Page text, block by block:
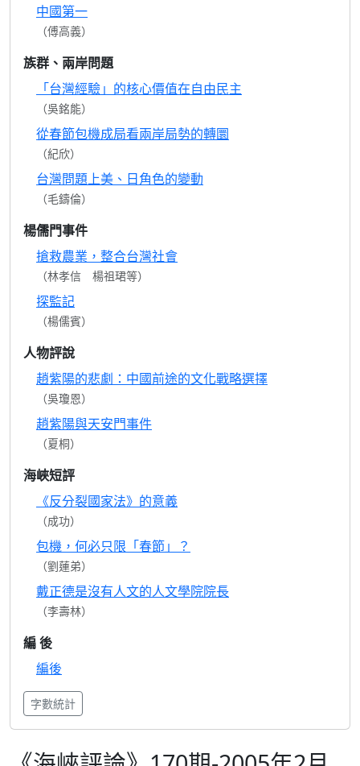
中國第一
（傅高義）
族群、兩岸問題
「台灣經驗」的核心價值在自由民主
（吳銘能）
從春節包機成局看兩岸局勢的轉圜
（紀欣）
台灣問題上美、日角色的變動
（毛鑄倫）
楊儒門事件
搶救農業，整合台灣社會
（林孝信 楊祖珺等）
探監記
（楊儒賓）
人物評說
趙紫陽的悲劇：中國前途的文化戰略選擇
（吳瓊恩）
趙紫陽與天安門事件
（夏桐）
海峽短評
《反分裂國家法》的意義
（成功）
包機，何必只限「春節」？
（劉蓮弟）
戴正德是沒有人文的人文學院院長
（李壽林）
編 後
編後
字數統計